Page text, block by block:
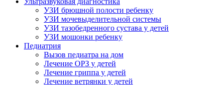
УЗИ брюшной полости ребенку
УЗИ мочевыделительной системы
УЗИ тазобедренного сустава у детей
УЗИ мошонки ребенку
Педиатрия
Вызов педиатра на дом
Лечение ОРЗ у детей
Лечение гриппа у детей
Лечение ветрянки у детей